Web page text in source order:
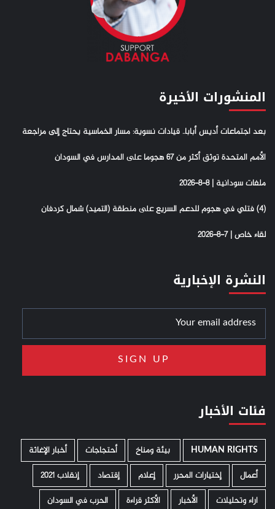
المنشورات الأخيرة
بعد اجتماعات أديس أبابا.. قيادات نسوية: مسار الخماسية يحتاج إلى مراجعة
الأمم المتحدة توثق أكثر من 67 هجوما على المدارس في السودان
ملفات سودانية | 8-8-2026
(4) فتلي في هجوم للدعم السريع على منطقة (التميد) شمال كردفان
لقاء خاص | 7-8-2026
النشرة الإخبارية
فئات الأخبار
HUMAN RIGHTS ­ بيئة ومناخ أحتجاجات
أخبار الإغاثة
أعمال
إختيارات المحرر إعلام إقتصاد
إنقلاب 2021
اراء وتحليلات
الأخبار الأكثر قراءة
الحرب في السودان